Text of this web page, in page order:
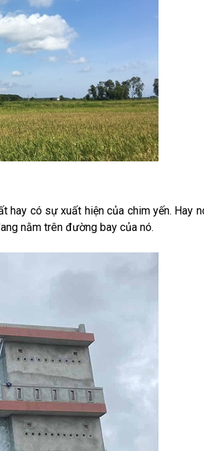
hay có sự xuất hiện của chim yến. Hay
nằm trên đường bay của nó.